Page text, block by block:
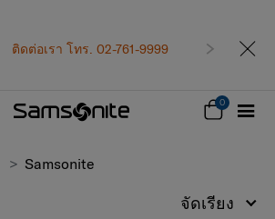
ติดต่อเรา โทร. 02-761-9999 ถัดไป
0
Samsonite
จัดเรียง